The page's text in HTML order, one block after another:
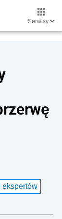
Serwisy
ekspertów